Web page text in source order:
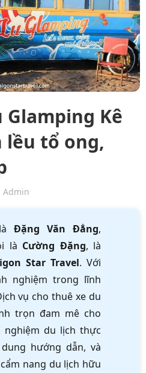
Glamping Kê
lều tổ ong,
Admin
Đặng Văn Đẳng,
là Cường Đặng, là
Star Travel. Với
nghiệm trong lĩnh
vụ cho thuê xe du
trọn đam mê cho
nghiệm du lịch thực
hướng dẫn, và
nang du lịch hữu